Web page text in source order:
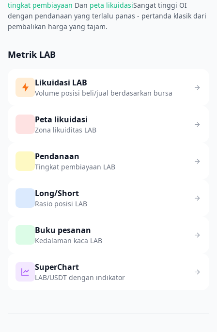
tingkat pembiayaan Dan peta likuidasiSangat tinggi OI
dengan pendanaan yang terlalu panas - pertanda klasik dari
pembalikan harga yang tajam.
Metrik LAB
Likuidasi LAB
Volume posisi beli/jual berdasarkan bursa
Peta likuidasi
Zona likuiditas LAB
Pendanaan
Tingkat pembiayaan LAB
Long/Short
Rasio posisi LAB
Buku pesanan
Kedalaman kaca LAB
SuperChart
LAB/USDT dengan indikator